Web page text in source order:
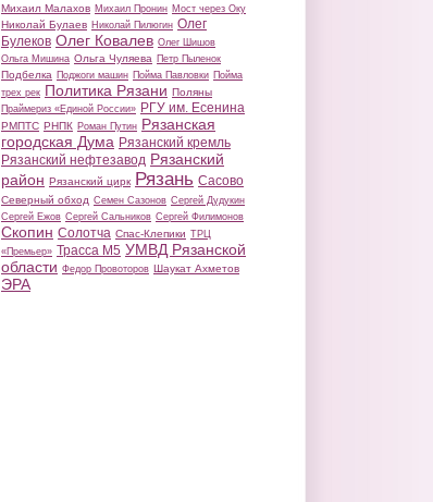
Михаил Малахов Михаил Пронин Мост через Оку
Николай Булаев Николай Пилюгин Олег
Булеков Олег Ковалев Олег Шишов
Ольга Мишина Ольга Чуляева Петр Пыленок
Подбелка Поджоги машин Пойма Павловки Пойма
трех рек Политика Рязани Поляны
Праймериз «Единой России» РГУ им. Есенина
РМПТС РНПК Роман Путин Рязанская
городская Дума Рязанский кремль
Рязанский нефтезавод Рязанский
район Рязанский цирк Рязань Сасово
Северный обход Семен Сазонов Сергей Дудукин
Сергей Ежов Сергей Сальников Сергей Филимонов
Скопин Солотча Спас-Клепики ТРЦ
«Премьер» Трасса М5 УМВД Рязанской
области Федор Провоторов Шаукат Ахметов
ЭРА